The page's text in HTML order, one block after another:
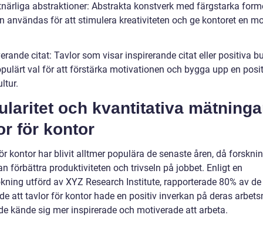
abstraktioner: Abstrakta konstverk med färgstarka
användas för att stimulera kreativiteten och ge kontoret en
citat: Tavlor som visar inspirerande citat eller positiva
val för att förstärka motivationen och bygga upp en
och kvantitativa
för kontor
kontor har blivit alltmer populära de senaste åren, då
förbättra produktiviteten och trivseln på jobbet. Enligt en
utförd av XYZ Research Institute, rapporterade 80% av de
att tavlor för kontor hade en positiv inverkan på deras
kände sig mer inspirerade och motiverade att arbeta.